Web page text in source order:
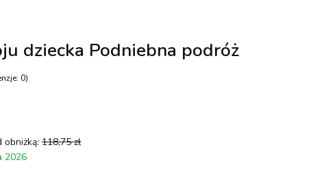
dziecka Podniebna podróż
0)
obniżką: 118,75 zł
2026